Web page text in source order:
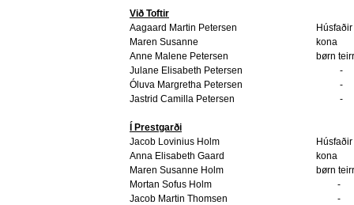
Við Toftir
Aagaard Martin Petersen
Húsfaðir
Maren Susanne
kona
Anne Malene Petersen
børn
Julane Elisabeth Petersen
-
Óluva Margretha Petersen
-
Jastrid Camilla Petersen
-
Í Prestgarði
Jacob Lovinius Holm
Húsfaðir
Anna Elisabeth Gaard
kona
Maren Susanne Holm
børn
Mortan Sofus Holm
-
Jacob Martin Thomsen
-